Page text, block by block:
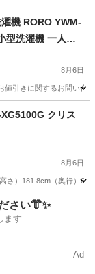
機 RORO YWM-
型洗濯機 一人暮
8月6日
値引きに関するお問い
クリス
8月6日
さ）181.8cm（奥行）
さい👘✨
ます
Ad